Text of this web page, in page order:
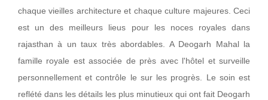
chaque vieilles architecture et chaque culture majeures. Ceci
est un des meilleurs lieus pour les noces royales dans
rajasthan à un taux très abordables. A Deogarh Mahal la
famille royale est associée de près avec l'hôtel et surveille
personnellement et contrôle le sur les progrès. Le soin est
reflété dans les détails les plus minutieux qui ont fait Deogarh